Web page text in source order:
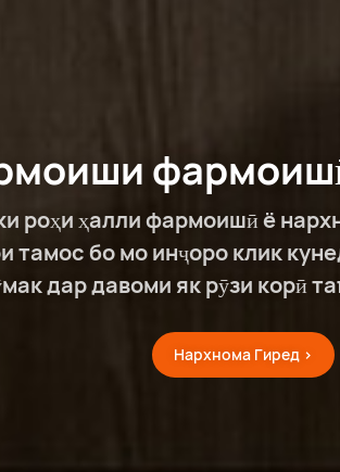
роҳи ҳалли фармоишӣ ё
тамос бо мо инҷоро клик
дар давоми як рӯзи корӣ
Нархнома Гиред >